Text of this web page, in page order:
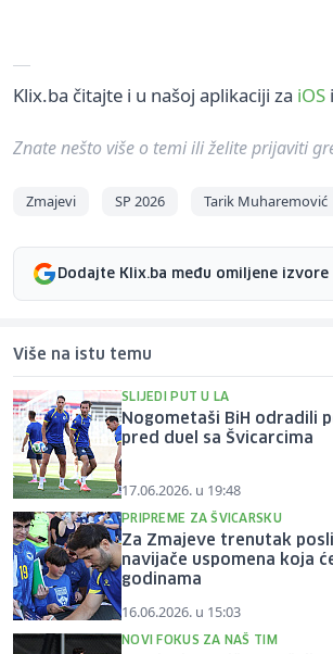
Klix.ba čitajte i u našoj aplikaciji za iOS
Znate nešto više o temi ili želite prijaviti
Zmajevi SP 2026 Tarik Muharemović
Dodajte Klix.ba među omiljene izvore
Više na istu temu
SLIJEDI PUT U LA
Nogometaši BiH odradili
pred duel sa Švicarcima
17.06.2026. u 19:48
PRIPREME ZA ŠVICARSKU
Za Zmajeve trenutak
navijače uspomena koja
godinama
16.06.2026. u 15:03
NOVI FOKUS ZA NAŠ TIM